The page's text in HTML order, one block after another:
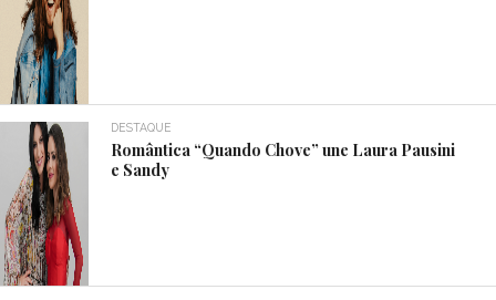
DESTAQUE
Romântica “Quando Chove” une Laura Pausini
e Sandy